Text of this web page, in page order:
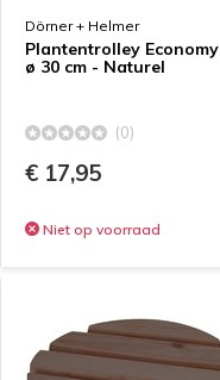
Dörner + Helmer
Plantentrolley
ø 30 cm - Naturel
(0)
€ 17,95
Niet op voorraad